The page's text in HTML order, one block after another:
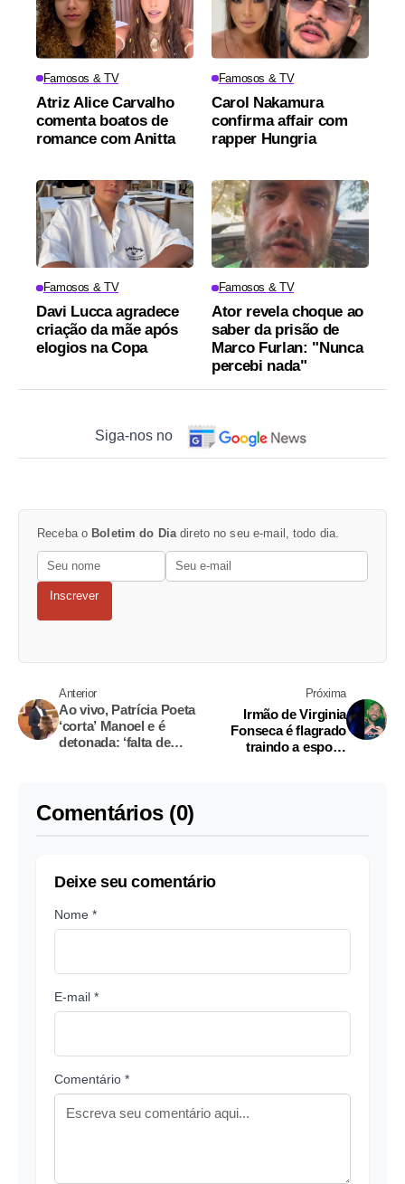
Famosos & TV
Atriz Alice Carvalho
comenta boatos de
romance com Anitta
Famosos & TV
Carol Nakamura
confirma affair com
rapper Hungria
Famosos & TV
Davi Lucca agradece
criação da mãe após
elogios na Copa
Famosos & TV
Ator revela choque ao
saber da prisão de
Marco Furlan: "Nunca
percebi nada"
Siga-nos no
Receba o Boletim do Diadireto no seu e-mail, todo dia.
Inscrever
Anterior
Ao vivo, Patrícia Poeta
‘corta’ Manoel e é
detonada: ‘falta de
Próxima
Irmão de Virginia
Fonseca é flagrado
traindo a esposa
Comentários (0)
Deixe seu comentário
Nome *
E-mail *
Comentário *